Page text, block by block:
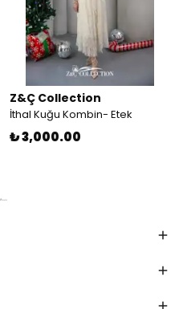
Z&Ç Collection
İthal Kuğu Kombin- Etek
₺ 3,000.00